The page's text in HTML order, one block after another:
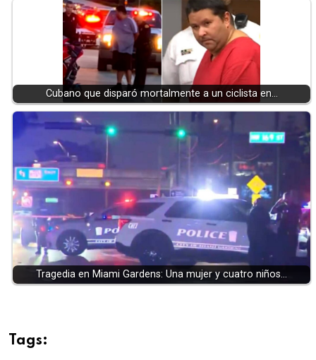
Cubano que disparó mortalmente a un ciclista en…
Tragedia en Miami Gardens: Una mujer y cuatro niños…
Tags: